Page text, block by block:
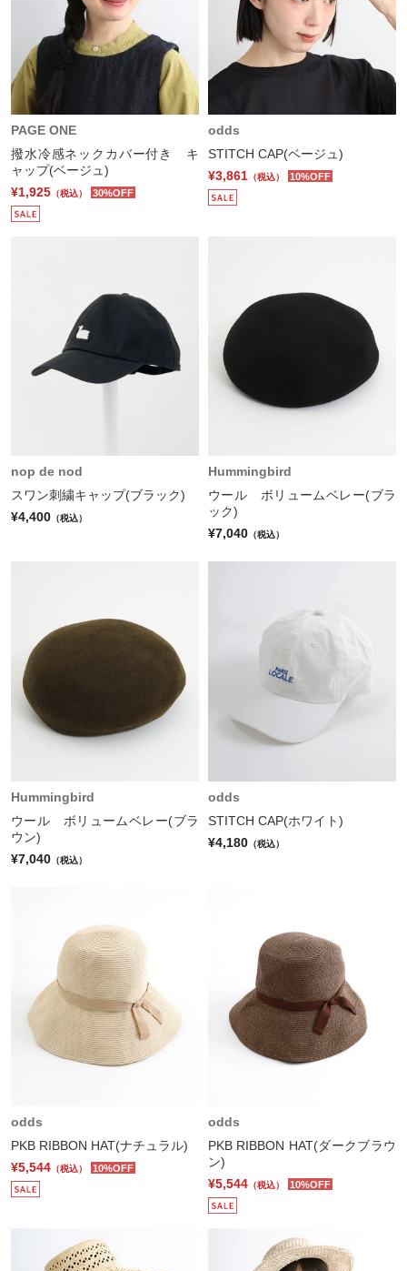
PAGE ONE
撥水冷感ネックカバー付き キ
ャップ(ベージュ)
¥1,925 （税込） 30%OFF
odds
STITCH CAP(ベージュ)
¥3,861 （税込） 10%OFF
nop de nod
スワン刺繍キャップ(ブラック)
¥4,400 （税込）
Hummingbird
ウール ボリュームベレー(ブラ
ック)
¥7,040 （税込）
Hummingbird
ウール ボリュームベレー(ブラ
ウン)
¥7,040 （税込）
odds
STITCH CAP(ホワイト)
¥4,180 （税込）
odds
PKB RIBBON HAT(ナチュラル)
¥5,544 （税込） 10%OFF
odds
PKB RIBBON HAT(ダークブラウ
ン)
¥5,544 （税込） 10%OFF